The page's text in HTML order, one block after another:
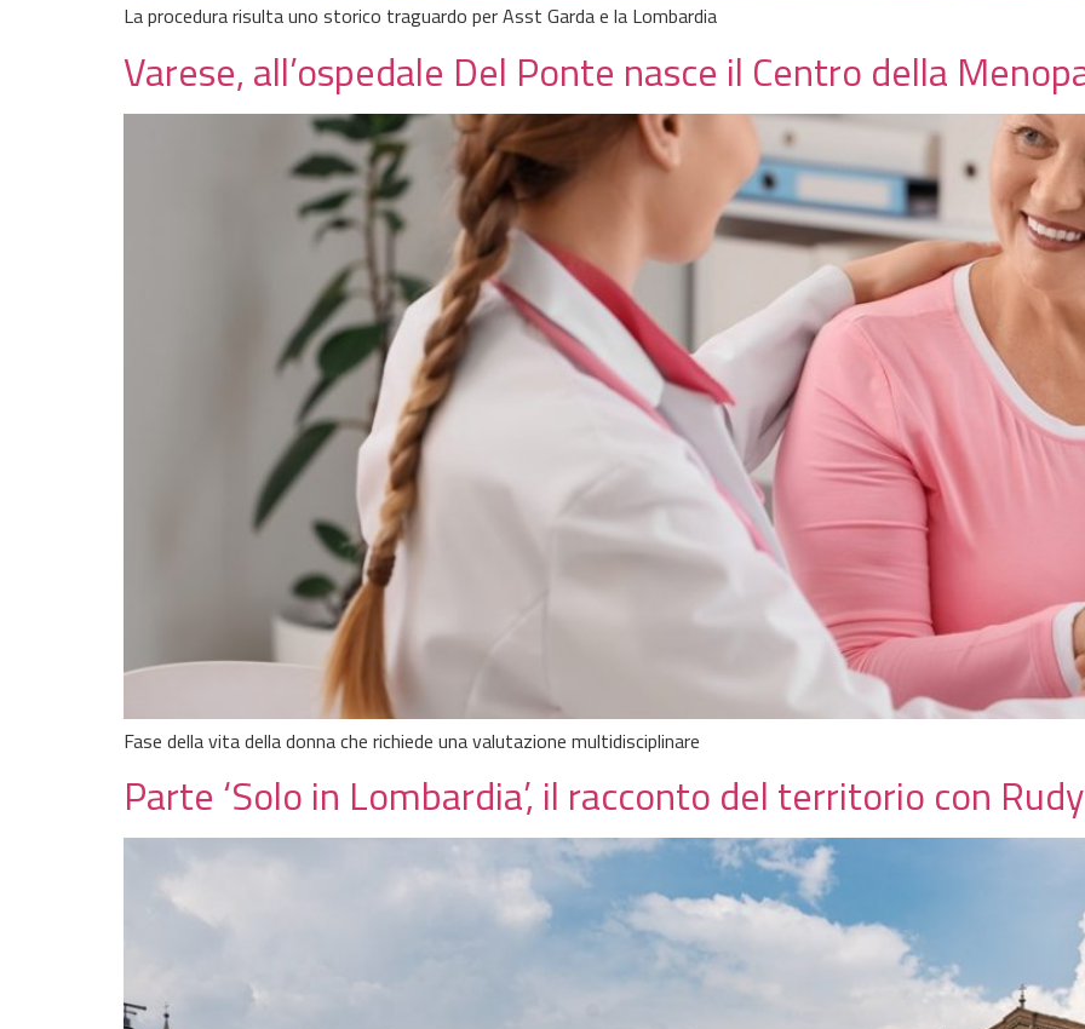
La procedura risulta uno storico traguardo per Asst Garda e la Lombardia
Varese, all’ospedale Del Ponte nasce il Centro della
Fase della vita della donna che richiede una valutazione multidisciplinare
Parte ‘Solo in Lombardia’, il racconto del territorio con